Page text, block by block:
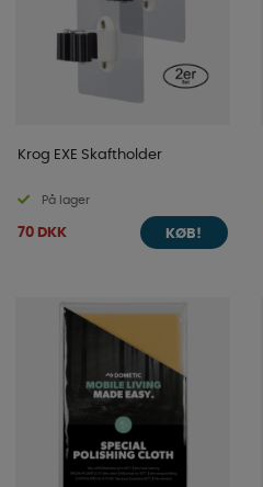
Krog EXE Skaftholder
På lager
70 DKK KØB!